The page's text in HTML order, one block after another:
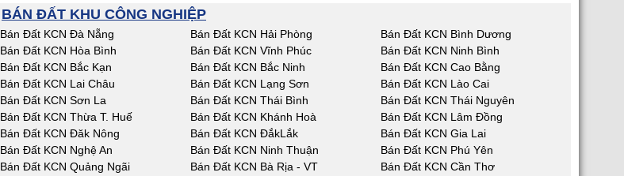
BÁN ĐẤT KHU CÔNG NGHIỆP
Bán Đất KCN Đà Nẵng Bán Đất KCN Hải Phòng
Bán Đất KCN Bình Dương
Bán Đất KCN Hòa Bình Bán Đất KCN Vĩnh Phúc
Bán Đất KCN Ninh Bình
Bán Đất KCN Bắc Kạn Bán Đất KCN Bắc Ninh
Bán Đất KCN Cao Bằng
Bán Đất KCN Lai Châu Bán Đất KCN Lạng Sơn
Bán Đất KCN Lào Cai
Bán Đất KCN Sơn La Bán Đất KCN Thái Bình
Bán Đất KCN Thái Nguyên
Bán Đất KCN Thừa T. Huế Bán Đất KCN Khánh Hoà
Bán Đất KCN Lâm Đồng
Bán Đất KCN Đăk Nông Bán Đất KCN ĐắkLắk
Bán Đất KCN Gia Lai
Bán Đất KCN Nghệ An Bán Đất KCN Ninh Thuận
Bán Đất KCN Phú Yên
Bán Đất KCN Quảng Ngãi Bán Đất KCN Bà Rịa - VT
Bán Đất KCN Cần Thơ